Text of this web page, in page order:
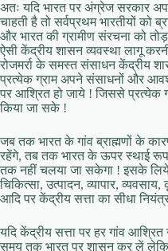
अतः यदि भारत पर अंग्रेज सरकार
चाहती है तो सर्वप्रथम भारतीयों को
और भारत की ग्रामीण संरचना को
ऐसी केंद्रीय शासन व्यवस्था लागू
रोजमर्रा के समस्त संसाधन केंद्रीय
प्रत्येक ग्राम अपने संसाधनों और
पर आश्रित हो जाये ! जिससे प्रत्येक
किया जा सके !
जब तक भारत के गांव ब्राह्मणों के
रहेंगे, तब तक भारत के ऊपर स्थाई
तक नहीं चलया जा सकेगा ! इसके लिये
चिकित्सा, उत्पादन, व्यापार,
आदि पर केंद्रीय सत्ता का सीधा
यदि केंद्रीय सत्ता पर हर गांव
समय तक भारत पर शासन कर लें